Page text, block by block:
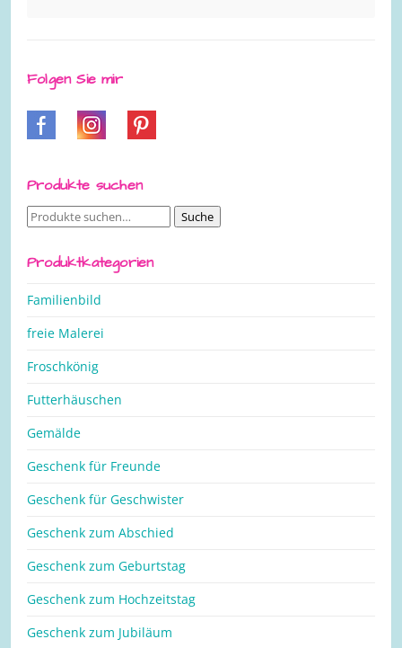
Folgen Sie mir
Produkte suchen
Suche
Suche
Produktkategorien
Familienbild
freie Malerei
Froschkönig
Futterhäuschen
Gemälde
Geschenk für Freunde
Geschenk für Geschwister
Geschenk zum Abschied
Geschenk zum Geburtstag
Geschenk zum Hochzeitstag
Geschenk zum Jubiläum